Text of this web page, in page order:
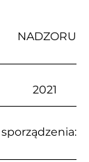
2021